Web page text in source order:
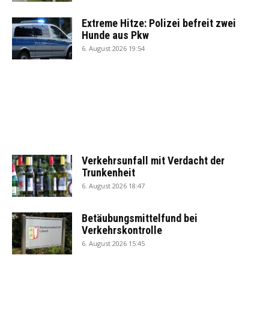
Extreme Hitze: Polizei befreit zwei
Hunde aus Pkw
6. August 2026 19:54
Verkehrsunfall mit Verdacht der
Trunkenheit
6. August 2026 18:47
Betäubungsmittelfund bei
Verkehrskontrolle
6. August 2026 15:45